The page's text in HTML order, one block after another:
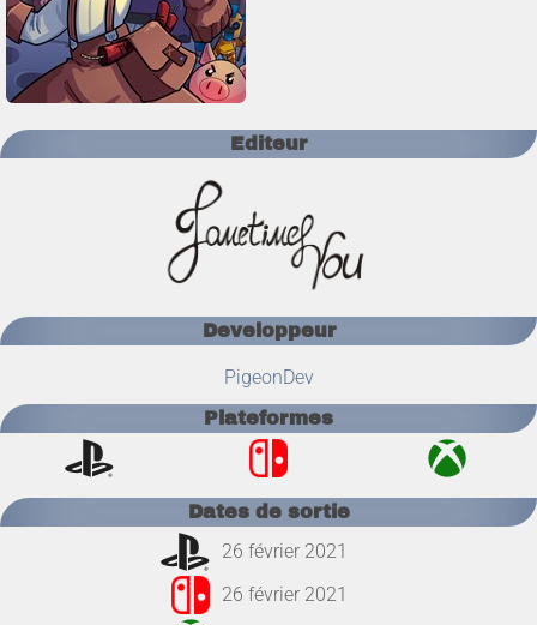
Editeur
Developpeur
PigeonDev
Plateformes
Dates de sortie
26 février 2021
26 février 2021